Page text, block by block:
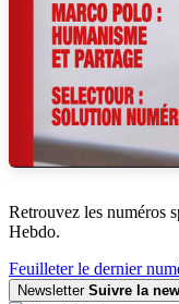
Retrouvez les numéros
Hebdo.
Feuilleter le dernier
Newsletter Suivre la